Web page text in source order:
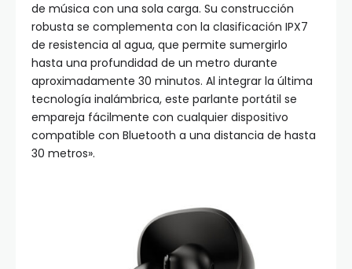
de música con una sola carga. Su construcción
robusta se complementa con la clasificación IPX7
de resistencia al agua, que permite sumergirlo
hasta una profundidad de un metro durante
aproximadamente 30 minutos. Al integrar la última
tecnología inalámbrica, este parlante portátil se
empareja fácilmente con cualquier dispositivo
compatible con Bluetooth a una distancia de hasta
30 metros».